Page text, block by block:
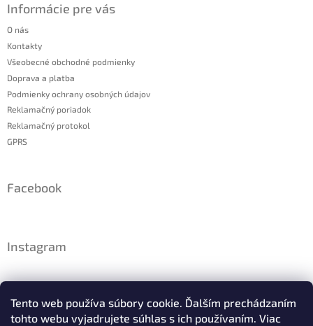
Tento web používa súbory cookie. Ďalším prechádzaním
tohto webu vyjadrujete súhlas s ich používaním. Viac
Informácie pre vás
O nás
Kontakty
Všeobecné obchodné podmienky
Doprava a platba
Podmienky ochrany osobných údajov
Reklamačný poriadok
Reklamačný protokol
GPRS
Facebook
Instagram